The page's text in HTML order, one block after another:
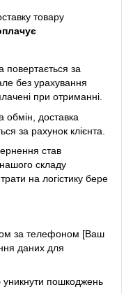
товару
повертається за
без урахування
при отриманні.
обмін, доставка
за рахунок клієнта.
став
складу
на логістику бере
за телефоном [Ваш
даних для
уникнути пошкоджень